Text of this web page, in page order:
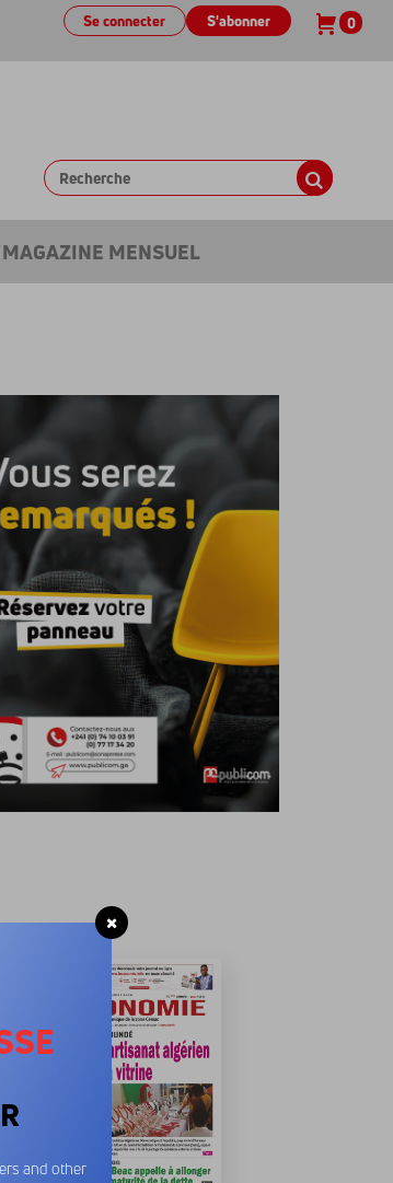
S'abonner
Se connecter 0
MAGAZINE MENSUEL
and other